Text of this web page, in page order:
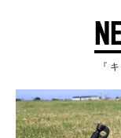
『